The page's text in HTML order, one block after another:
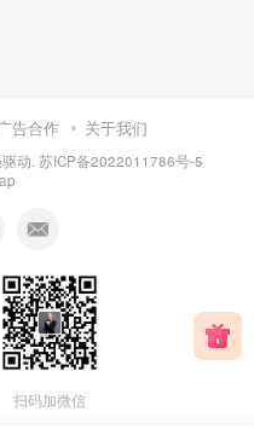
告合作 关于我们
驱动. 苏ICP备2022011786号-5
扫码加微信